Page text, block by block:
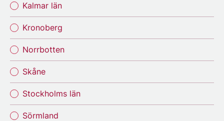
Kalmar län
Kronoberg
Norrbotten
Skåne
Stockholms län
Sörmland